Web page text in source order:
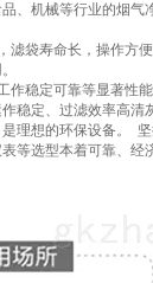
、机械等行业的烟气
袋寿命长，操作方
稳定可靠等显著性
稳定、过滤效率高清
理想的环保设备。
等选型本着可靠、经